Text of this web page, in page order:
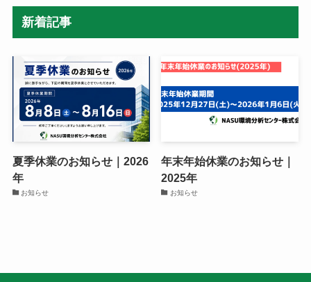
新着記事
夏季休業のお知らせ｜2026
年
お知らせ
年末年始休業のお知らせ｜
2025年
お知らせ